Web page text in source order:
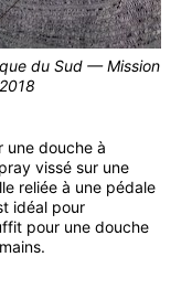
du Sud — Mission
une douche à
vissé sur une
reliée à une pédale
idéal pour
pour une douche